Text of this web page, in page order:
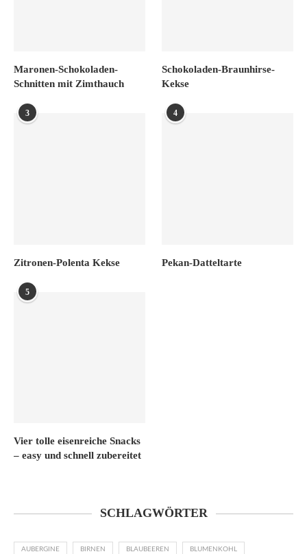
Maronen-Schokoladen-
Schnitten mit Zimthauch
Schokoladen-Braunhirse-
Kekse
3
Zitronen-Polenta Kekse
4
Pekan-Datteltarte
5
Vier tolle eisenreiche Snacks
– easy und schnell zubereitet
SCHLAGWÖRTER
AUBERGINE BIRNEN BLAUBEEREN BLUMENKOHL